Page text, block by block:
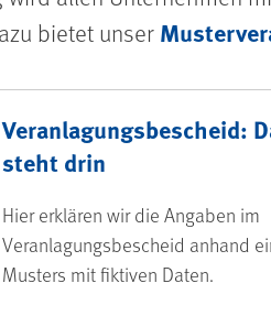
bietet unser
Veranlagungsbescheid:
steht drin
Hier erklären wir die Angaben im
Veranlagungsbescheid anhand
Musters mit fiktiven Daten.